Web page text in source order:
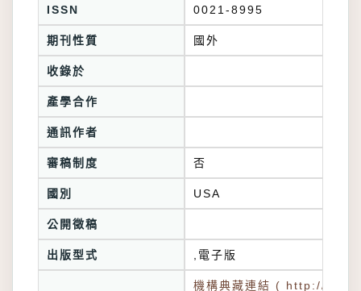
ISSN 0021-8995
期刊性質 國外
收錄於
產學合作
通訊作者
審稿制度 否
國別 USA
公開徵稿
出版型式 ,電子版
機構典藏連結 ( http://